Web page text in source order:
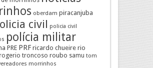
oberdam piracanjuba
civil policia civil
polícia militar
PRE PRF ricardo chueire rio
troncoso roubo samu tom
morrinhos